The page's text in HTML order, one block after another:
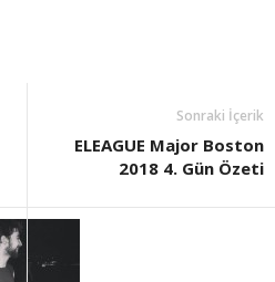
Sonraki İçerik
ELEAGUE Major Boston
2018 4. Gün Özeti